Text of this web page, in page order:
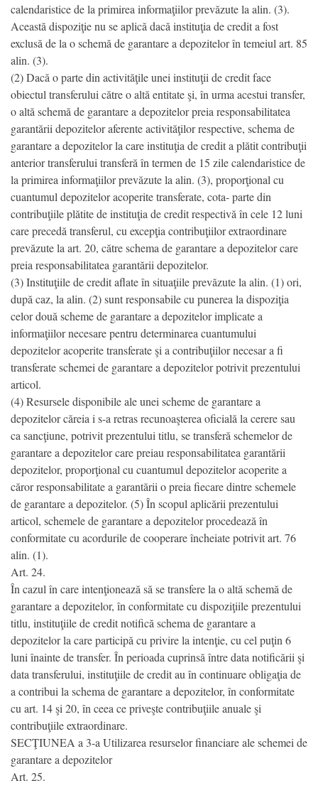
calendaristice de la primirea informaţiilor prevăzute la alin. (3).
Această dispoziţie nu se aplică dacă instituţia de credit a fost
exclusă de la o schemă de garantare a depozitelor în temeiul art. 85
alin. (3).
(2) Dacă o parte din activităţile unei instituţii de credit face
obiectul transferului către o altă entitate şi, în urma acestui transfer,
o altă schemă de garantare a depozitelor preia responsabilitatea
garantării depozitelor aferente activităţilor respective, schema de
garantare a depozitelor la care instituţia de credit a plătit contribuţii
anterior transferului transferă în termen de 15 zile calendaristice de
la primirea informaţiilor prevăzute la alin. (3), proporţional cu
cuantumul depozitelor acoperite transferate, cota- parte din
contribuţiile plătite de instituţia de credit respectivă în cele 12 luni
care precedă transferul, cu excepţia contribuţiilor extraordinare
prevăzute la art. 20, către schema de garantare a depozitelor care
preia responsabilitatea garantării depozitelor.
(3) Instituţiile de credit aflate în situaţiile prevăzute la alin. (1) ori,
după caz, la alin. (2) sunt responsabile cu punerea la dispoziţia
celor două scheme de garantare a depozitelor implicate a
informaţiilor necesare pentru determinarea cuantumului
depozitelor acoperite transferate şi a contribuţiilor necesar a fi
transferate schemei de garantare a depozitelor potrivit prezentului
articol.
(4) Resursele disponibile ale unei scheme de garantare a
depozitelor căreia i s-a retras recunoaşterea oficială la cerere sau
ca sancţiune, potrivit prezentului titlu, se transferă schemelor de
garantare a depozitelor care preiau responsabilitatea garantării
depozitelor, proporţional cu cuantumul depozitelor acoperite a
căror responsabilitate a garantării o preia fiecare dintre schemele
de garantare a depozitelor. (5) În scopul aplicării prezentului
articol, schemele de garantare a depozitelor procedează în
conformitate cu acordurile de cooperare încheiate potrivit art. 76
alin. (1).
Art. 24.
În cazul în care intenţionează să se transfere la o altă schemă de
garantare a depozitelor, în conformitate cu dispoziţiile prezentului
titlu, instituţiile de credit notifică schema de garantare a
depozitelor la care participă cu privire la intenţie, cu cel puţin 6
luni înainte de transfer. În perioada cuprinsă între data notificării şi
data transferului, instituţiile de credit au în continuare obligaţia de
a contribui la schema de garantare a depozitelor, în conformitate
cu art. 14 şi 20, în ceea ce priveşte contribuţiile anuale şi
contribuţiile extraordinare.
SECŢIUNEA a 3-a Utilizarea resurselor financiare ale schemei de
garantare a depozitelor
Art. 25.